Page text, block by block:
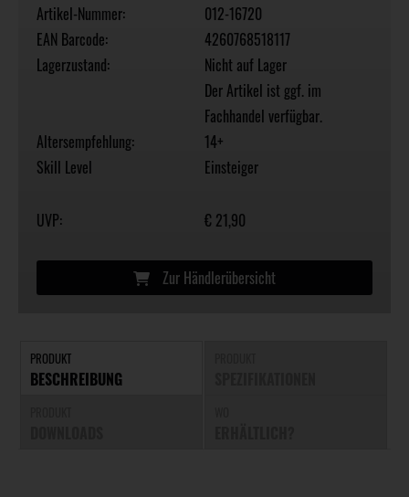
Artikel-Nummer:
012-16720
EAN Barcode:
4260768518117
Lagerzustand:
Nicht auf Lager
Der Artikel ist ggf. im
Fachhandel verfügbar.
Altersempfehlung:
14+
Skill Level
Einsteiger
UVP: € 21,90
Zur Händlerübersicht
PRODUKT
BESCHREIBUNG